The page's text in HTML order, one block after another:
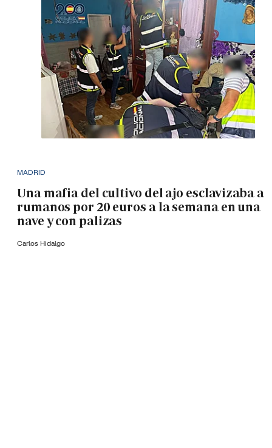
MADRID
Una mafia del cultivo del ajo esclavizaba a
rumanos por 20 euros a la semana en una
nave y con palizas
Carlos Hidalgo